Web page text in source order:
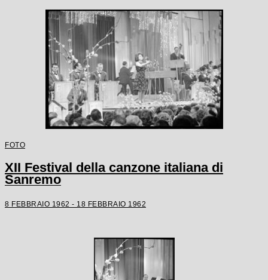
FOTO
XII Festival della canzone italiana di
Sanremo
8 FEBBRAIO 1962 - 18 FEBBRAIO 1962